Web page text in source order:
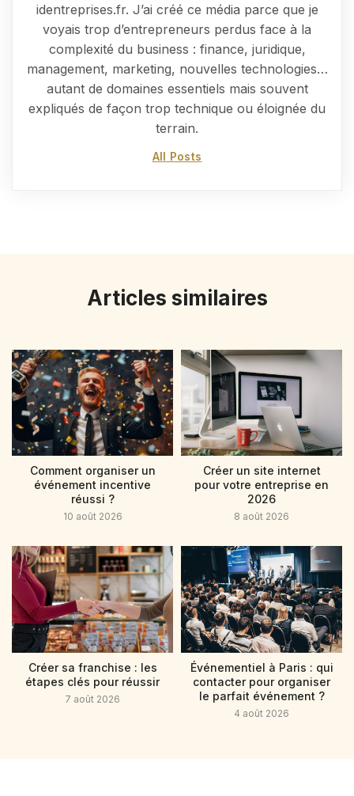
identreprises.fr. J’ai créé ce média parce que je
voyais trop d’entrepreneurs perdus face à la
complexité du business : finance, juridique,
management, marketing, nouvelles technologies…
autant de domaines essentiels mais souvent
expliqués de façon trop technique ou éloignée du
terrain.
All Posts
Articles similaires
Comment organiser un
événement incentive
réussi ?
10 août 2026
Créer un site internet
pour votre entreprise en
2026
8 août 2026
Créer sa franchise : les
étapes clés pour réussir
7 août 2026
Événementiel à Paris : qui
contacter pour organiser
le parfait événement ?
4 août 2026